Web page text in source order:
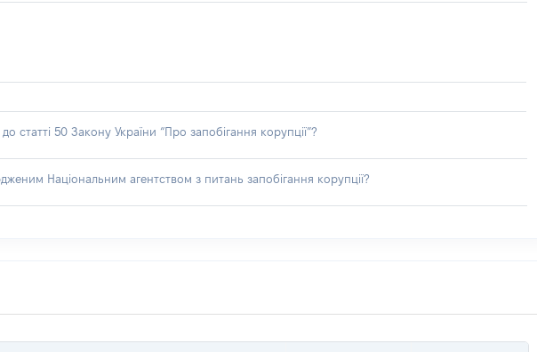
статті 50 Закону України “Про запобігання корупції”?
Національним агентством з питань запобігання корупції?